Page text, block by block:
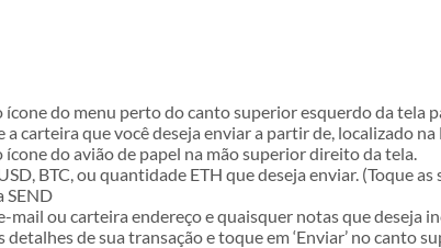
ícone do menu perto do canto superior esquerdo da tela
a carteira que você deseja enviar a partir de, localizado na
ícone do avião de papel na mão superior direito da tela.
BTC, ou quantidade ETH que deseja enviar. (Toque
SEND
mail ou carteira endereço e quaisquer notas que deseja
detalhes de sua transação e toque em ‘Enviar’ no canto